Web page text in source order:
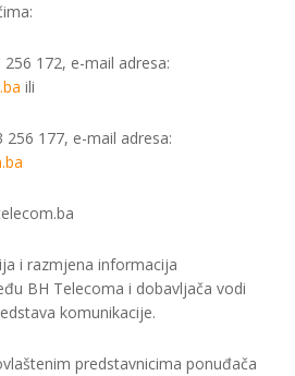
172, e-mail adresa:
ili
177, e-mail adresa:
i razmjena informacija
BH Telecoma i dobavljača vodi
komunikacije.
predstavnicima ponuđača